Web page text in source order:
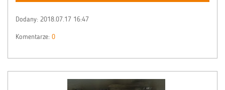
Dodany: 2018.07.17 16:47
Komentarze: 0